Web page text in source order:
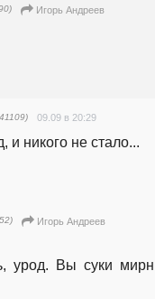
Игорь Андреев
09.09 в 20:29
и никого не стало...
Игорь Андреев
урод.  Вы  суки